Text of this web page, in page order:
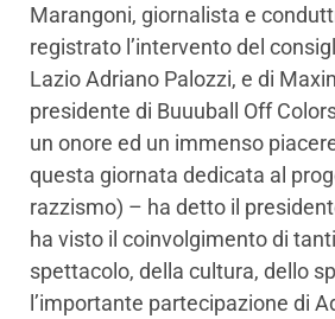
Marangoni, giornalista e
registrato l’intervento del
Lazio Adriano Palozzi, e di
presidente di Buuuball Off
un onore ed un immenso
questa giornata dedicata al
razzismo) – ha detto il
ha visto il coinvolgimento di
spettacolo, della cultura, dello
l’importante partecipazione di